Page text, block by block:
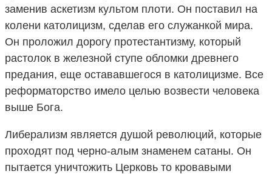
заменив аскетизм культом плоти. Он поставил на
колени католицизм, сделав его служанкой мира.
Он проложил дорогу протестантизму, который
растолок в железной ступе обломки древнего
предания, еще остававшегося в католицизме. Все
реформаторство имело целью возвести человека
выше Бога.
Либерализм является душой революций, которые
проходят под черно-алым знаменем сатаны. Он
пытается уничтожить Церковь то кровавыми